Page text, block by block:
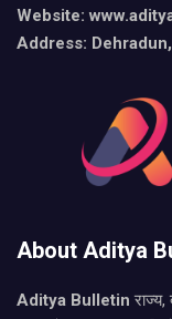
Website:
Address:
About Aditya
Aditya Bulletin